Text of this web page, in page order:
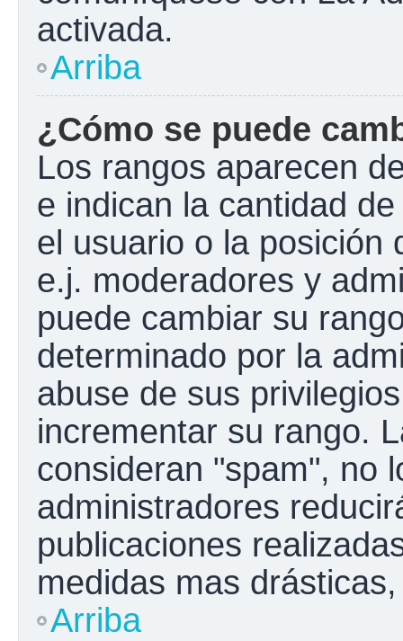
activada.
Arriba
¿Cómo se puede
Los rangos aparecen
e indican la cantidad
el usuario o la posición
e.j. moderadores y
puede cambiar su
determinado por la
abuse de sus
incrementar su rango.
consideran "spam", no
administradores
publicaciones
medidas mas
Arriba